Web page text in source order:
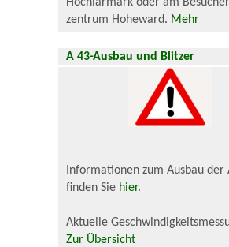
zentrum Hoheward. Mehr
A 43-Ausbau und Blitzer
Informationen zum Ausbau der
finden Sie hier.
Aktuelle
Zur Übersicht